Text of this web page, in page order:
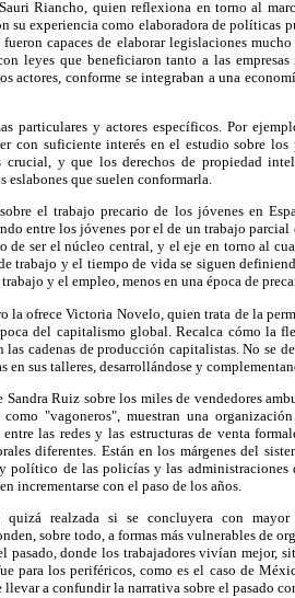
Riancho, quien reflexiona en torno al
experiencia como elaboradora de políticas
capaces de elaborar legislaciones
leyes que beneficiaron tanto a las empresas
actores, conforme se integraban a una
particulares y actores específicos. Por
con suficiente interés en el estudio sobre
y que los derechos de propiedad
eslabones que suelen conformarla.
el trabajo precario de los jóvenes en
entre los jóvenes por el de un trabajo
ser el núcleo central, y el eje en torno al
trabajo y el tiempo de vida se siguen
y el empleo, menos en una época de
ofrece Victoria Novelo, quien trata de la
del capitalismo global. Recalca cómo la
cadenas de producción capitalistas. No se
sus talleres, desarrollándose y
Ruiz sobre los miles de vendedores
"vagoneros", muestran una
las redes y las estructuras de venta
diferentes. Están en los márgenes del
político de las policías y las administraciones
incrementarse con el paso de los años.
realzada si se concluyera con
sobre todo, a formas más vulnerables de
pasado, donde los trabajadores vivían mejor,
para los periféricos, como es el caso de
llevar a confundir la narrativa sobre el pasado